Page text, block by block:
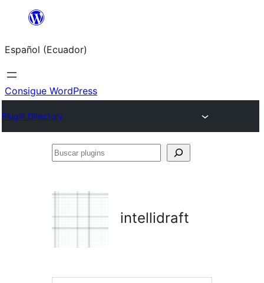
Saltar
contenido
Español (Ecuador)
Consigue WordPress
Plugin Directory
Buscar
intellidraft